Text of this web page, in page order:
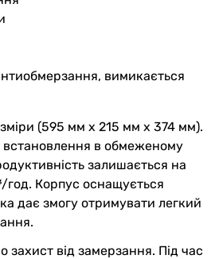
вимикається
(595 мм х 215 мм х 374 мм).
встановлення в обмеженому
залишається на
год. Корпус оснащується
дає змогу отримувати легкий
захист від замерзання. Під час